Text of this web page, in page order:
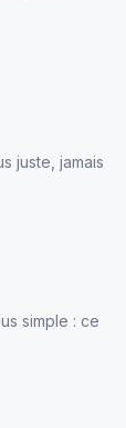
juste, jamais
simple : ce